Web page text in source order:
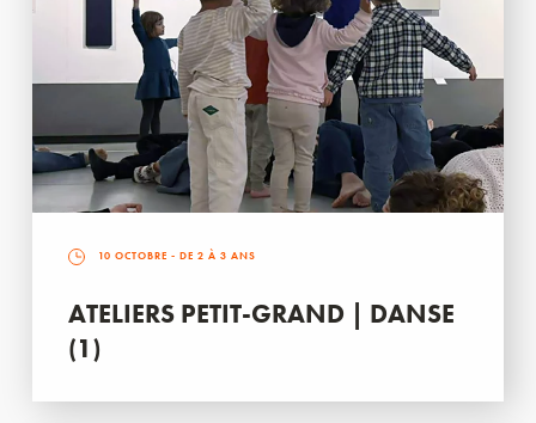
10 OCTOBRE - DE 2 À 3 ANS
ATELIERS PETIT-GRAND | DANSE
(1)